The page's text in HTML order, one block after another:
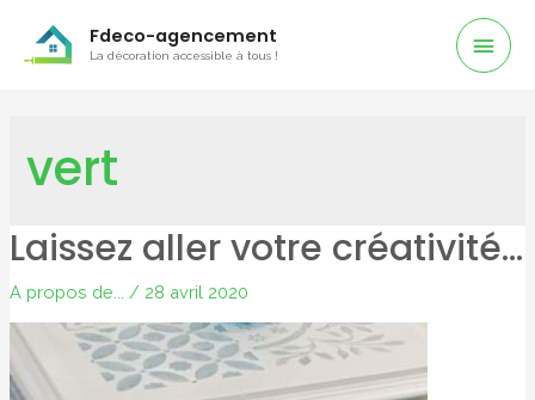
Fdeco-agencement
La décoration accessible à tous !
vert
Laissez aller votre créativité…
A propos de... / 28 avril 2020